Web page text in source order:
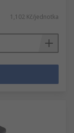
1,102 Kč/jednotka